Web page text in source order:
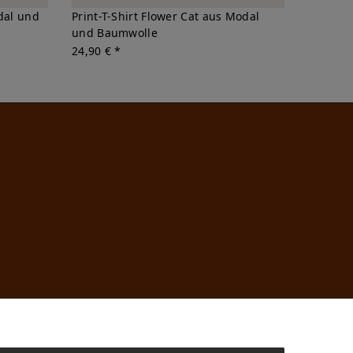
und
Print-T-Shirt Flower Cat aus Modal
und Baumwolle
24,90 € *